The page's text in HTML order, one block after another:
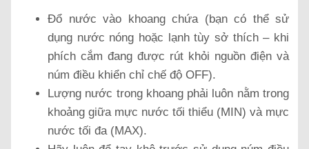
Đổ nước vào khoang chứa (bạn có thể sử
dụng nước nóng hoặc lạnh tùy sở thích – khi
phích cắm đang được rút khỏi nguồn điện và
núm điều khiển chỉ chế độ OFF).
Lượng nước trong khoang phải luôn nằm trong
khoảng giữa mực nước tối thiểu (MIN) và mực
nước tối đa (MAX).